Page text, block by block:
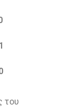
του